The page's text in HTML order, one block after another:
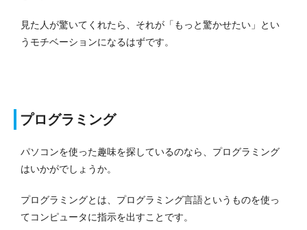
見た人が驚いてくれたら、それが「もっと驚かせたい」とい
うモチベーションになるはずです。
プログラミング
パソコンを使った趣味を探しているのなら、プログラミング
はいかがでしょうか。
プログラミングとは、プログラミング言語というものを使っ
てコンピュータに指示を出すことです。